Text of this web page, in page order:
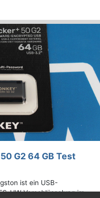
G2 64 GB Test
ist ein USB-
HW-Verschlüsselung im